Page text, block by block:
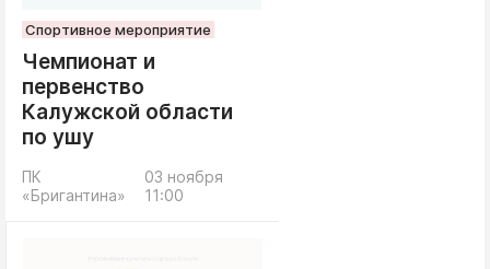
Спортивное мероприятие
Чемпионат и
первенство
Калужской области
по ушу
03 ноября
11:00
ПК
«Бригантина»